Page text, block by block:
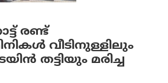
രണ്ട്
വീടിനുള്ളിലും
തട്ടിയും മരിച്ച